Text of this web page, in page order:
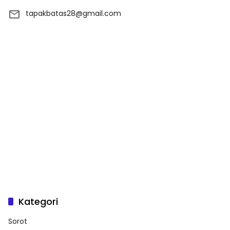
tapakbatas28@gmail.com
Kategori
Sorot